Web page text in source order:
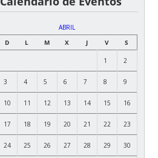
ABRIL
D
L M X J V S
1 2
3 4 5 6 7 8 9
10 11 12 13 14 15 16
17 18 19 20 21 22 23
24 25 26 27 28 29 30